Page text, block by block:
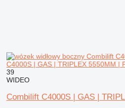
C4000S | GAS | TRIPLEX 5550MM |
39
WIDEO
Combilift C4000S | GAS |